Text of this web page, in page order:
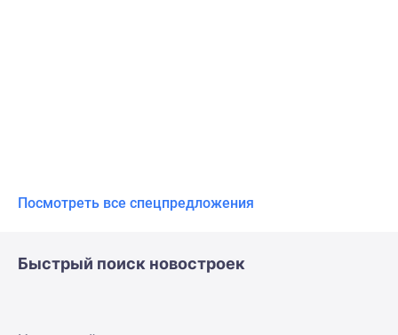
Посмотреть все спецпредложения
Быстрый поиск новостроек